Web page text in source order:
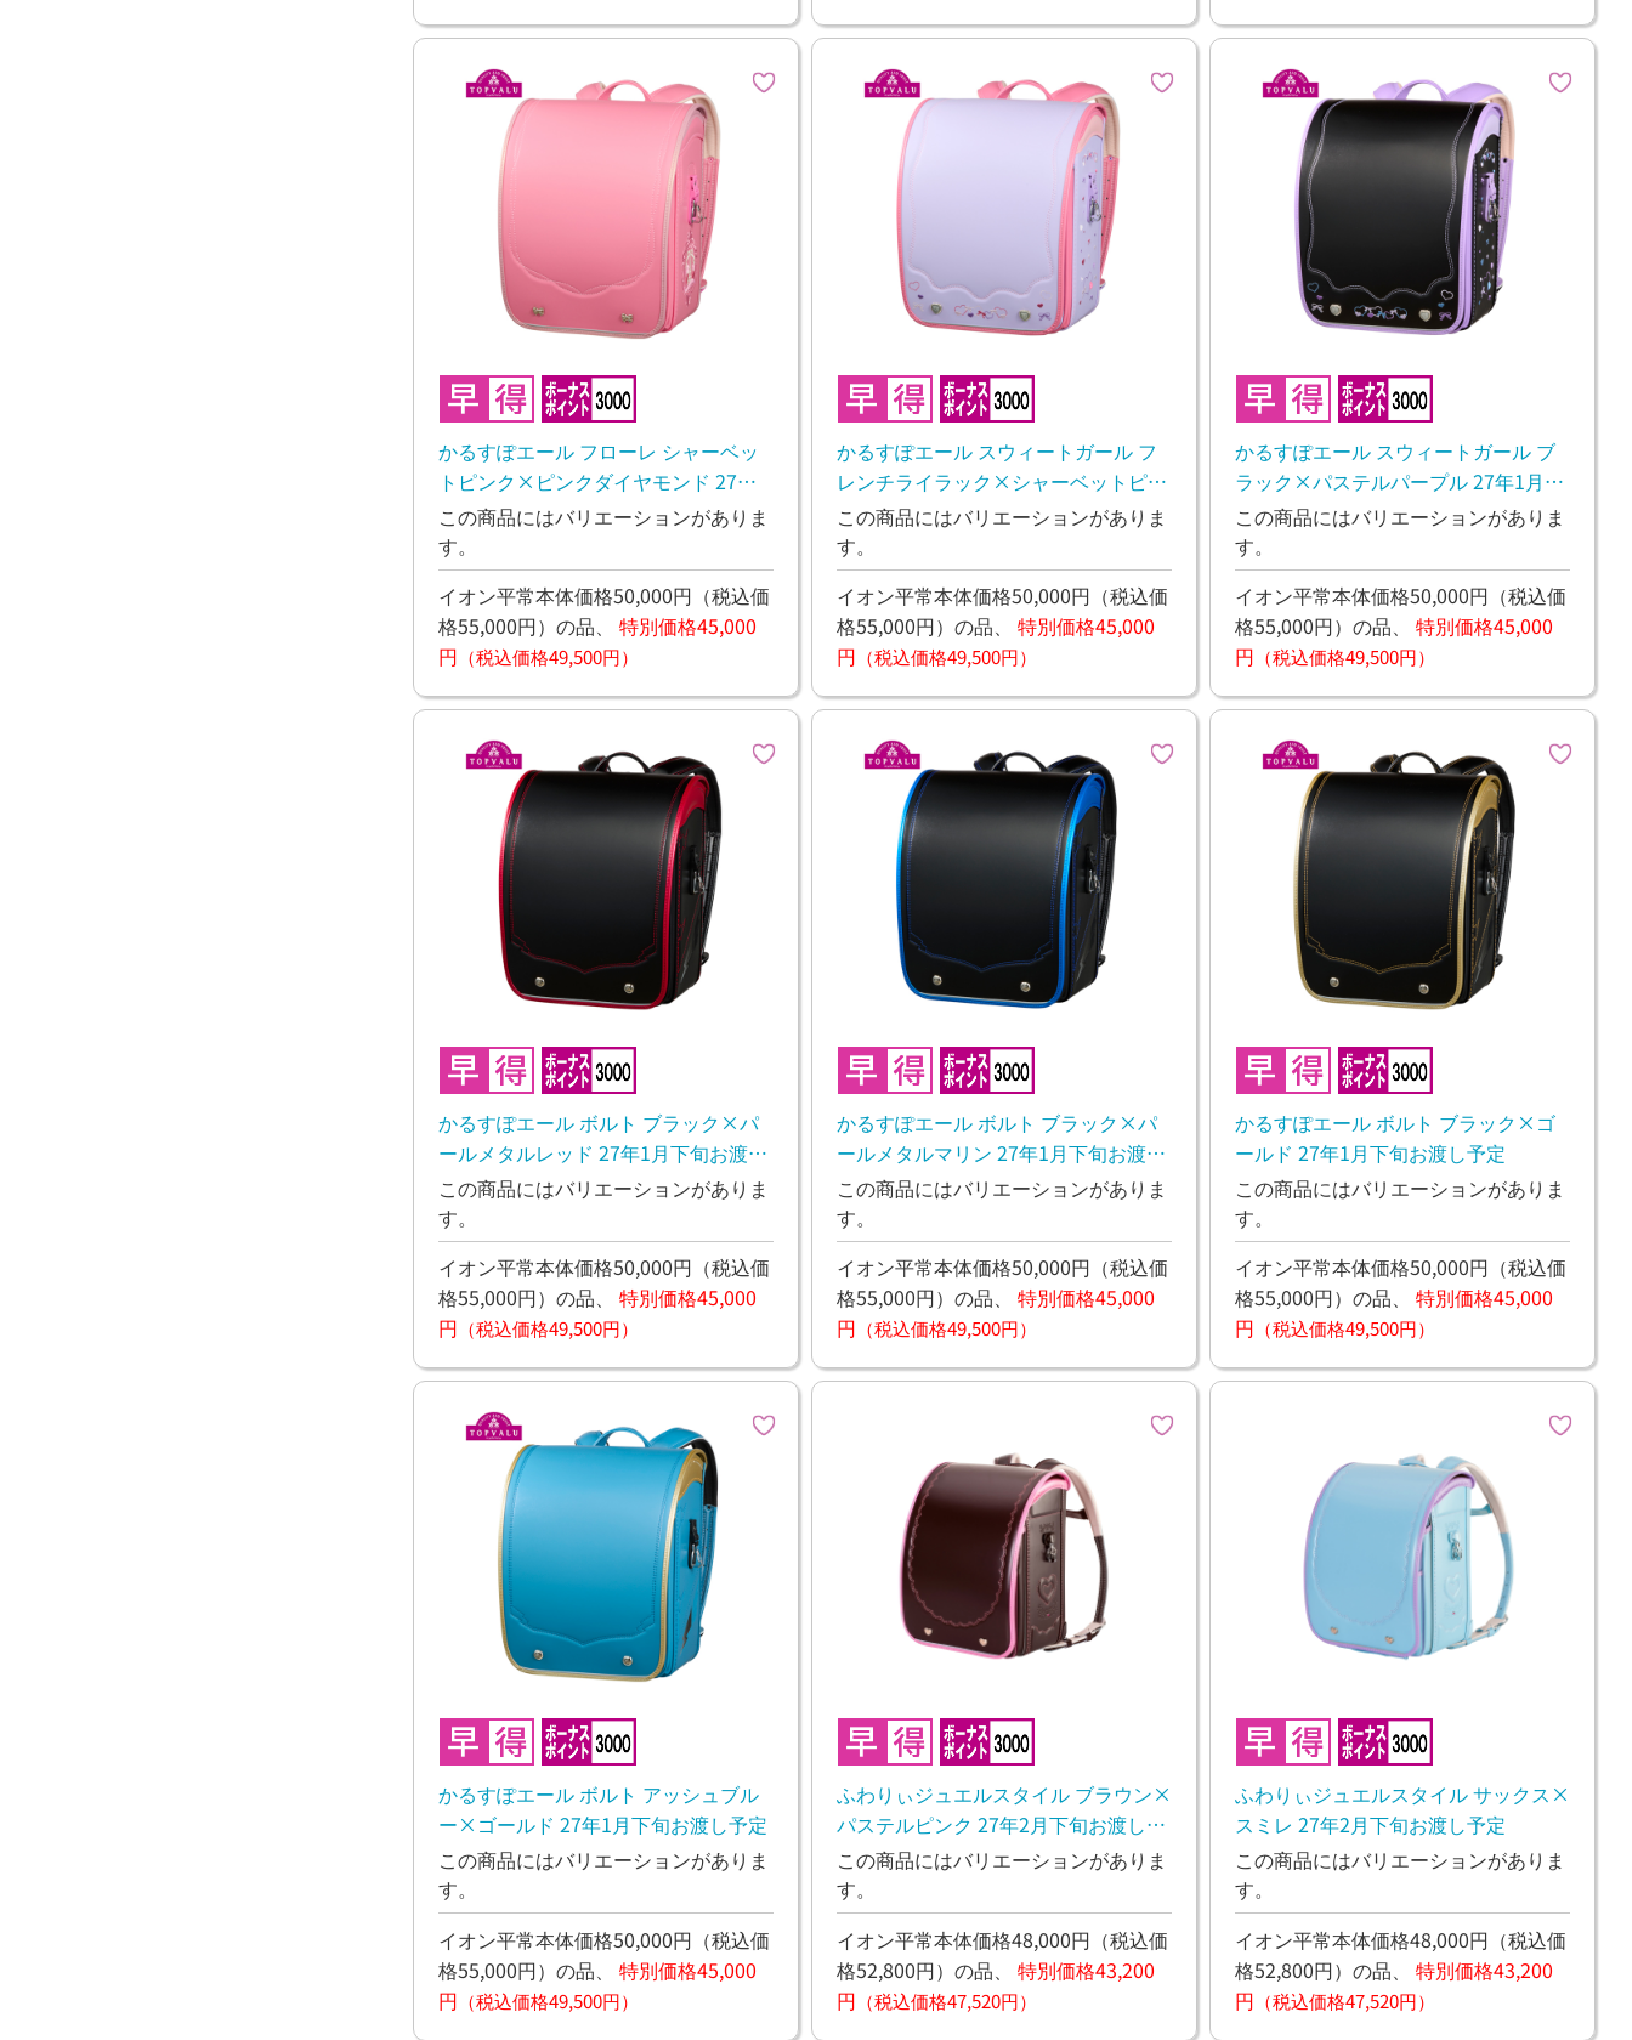
かるすぽエール フローレ シャーベッ
トピンク×ピンクダイヤモンド 27年1
月下旬お渡し予定
この商品にはバリエーションがありま
す。
イオン平常本体価格50,000円 （税込価
格55,000円） の品、 特別価格45,000
円 （税込価格49,500円）
かるすぽエール スウィートガール フ
レンチライラック×シャーベットピン
ク 27年1月下旬お渡し予定
この商品にはバリエーションがありま
す。
イオン平常本体価格50,000円 （税込価
格55,000円） の品、 特別価格45,000
円 （税込価格49,500円）
かるすぽエール スウィートガール ブ
ラック×パステルパープル 27年1月下
旬お渡し予定
この商品にはバリエーションがありま
す。
イオン平常本体価格50,000円 （税込価
格55,000円） の品、 特別価格45,000
円 （税込価格49,500円）
かるすぽエール ボルト ブラック×パ
ールメタルレッド 27年1月下旬お渡し
予定
この商品にはバリエーションがありま
す。
イオン平常本体価格50,000円 （税込価
格55,000円） の品、 特別価格45,000
円 （税込価格49,500円）
かるすぽエール ボルト ブラック×パ
ールメタルマリン 27年1月下旬お渡し
予定
この商品にはバリエーションがありま
す。
イオン平常本体価格50,000円 （税込価
格55,000円） の品、 特別価格45,000
円 （税込価格49,500円）
かるすぽエール ボルト ブラック×ゴ
ールド 27年1月下旬お渡し予定
この商品にはバリエーションがありま
す。
イオン平常本体価格50,000円 （税込価
格55,000円） の品、 特別価格45,000
円 （税込価格49,500円）
かるすぽエール ボルト アッシュブル
ー×ゴールド 27年1月下旬お渡し予定
この商品にはバリエーションがありま
す。
イオン平常本体価格50,000円 （税込価
格55,000円） の品、 特別価格45,000
円 （税込価格49,500円）
ふわりぃジュエルスタイル ブラウン×
パステルピンク 27年2月下旬お渡し予
定
この商品にはバリエーションがありま
す。
イオン平常本体価格48,000円 （税込価
格52,800円） の品、 特別価格43,200
円 （税込価格47,520円）
ふわりぃジュエルスタイル サックス×
スミレ 27年2月下旬お渡し予定
この商品にはバリエーションがありま
す。
イオン平常本体価格48,000円 （税込価
格52,800円） の品、 特別価格43,200
円 （税込価格47,520円）